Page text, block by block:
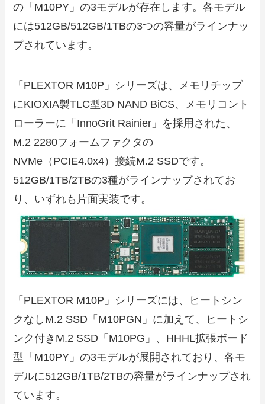
の「M10PY」の3モデルが存在します。各モデル
には512GB/512GB/1TBの3つの容量がラインナッ
プされています。
「PLEXTOR M10P」シリーズは、メモリチップ
にKIOXIA製TLC型3D NAND BiCS、メモリコント
ローラーに「InnoGrit Rainier」を採用された、
M.2 2280フォームファクタの
NVMe（PCIE4.0x4）接続M.2 SSDです。
512GB/1TB/2TBの3種がラインナップされてお
り、いずれも片面実装です。
「PLEXTOR M10P」シリーズには、ヒートシン
クなしM.2 SSD「M10PGN」に加えて、ヒートシ
ンク付きM.2 SSD「M10PG」、HHHL拡張ボード
型「M10PY」の3モデルが展開されており、各モ
デルに512GB/1TB/2TBの容量がラインナップされ
ています。